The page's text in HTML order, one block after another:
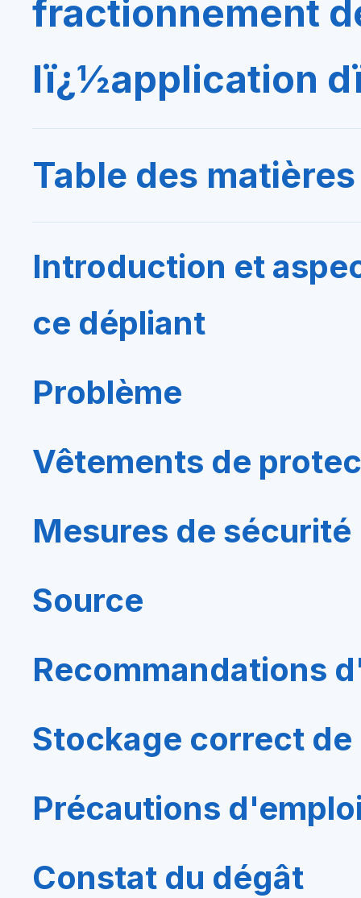
fractionnement
lï¿½application
Table des matières
Introduction et
ce dépliant
Problème
Vêtements de
Mesures de sécurité
Source
Recommandations
Stockage correct
Précautions
Constat du dégât